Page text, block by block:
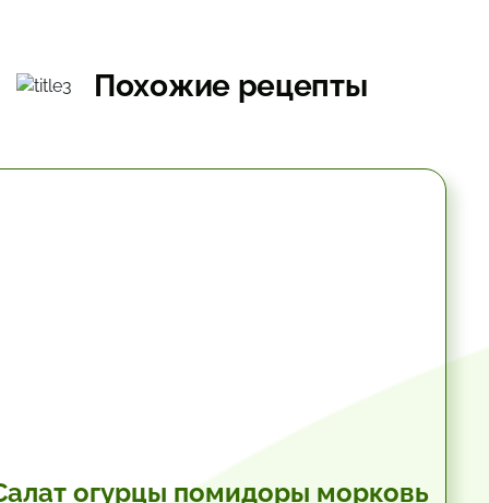
Похожие рецепты
огурцы помидоры морковь